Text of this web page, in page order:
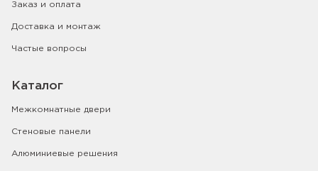
Заказ и оплата
Доставка и монтаж
Частые вопросы
Каталог
Межкомнатные двери
Стеновые панели
Алюминиевые решения